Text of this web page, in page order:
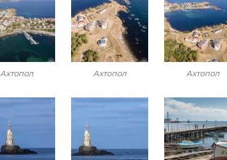
Ахтопол Ахтопол Ахтопол